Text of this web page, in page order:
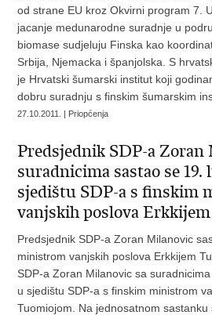
od strane EU kroz Okvirni program 7.
jacanje medunarodne suradnje u
biomase sudjeluju Finska kao
Srbija, Njemacka i španjolska. S
je Hrvatski šumarski institut koji
dobru suradnju s finskim šumarskim
27.10.2011. | Priopćenja
Predsjednik SDP-a Zoran
suradnicima sastao se 19.
sjedištu SDP-a s finskim
vanjskih poslova
Predsjednik SDP-a Zoran Milanovic
ministrom vanjskih poslova Erkkijem
SDP-a Zoran Milanovic sa
u sjedištu SDP-a s finskim ministrom
Tuomiojom. Na jednosatnom sastanku